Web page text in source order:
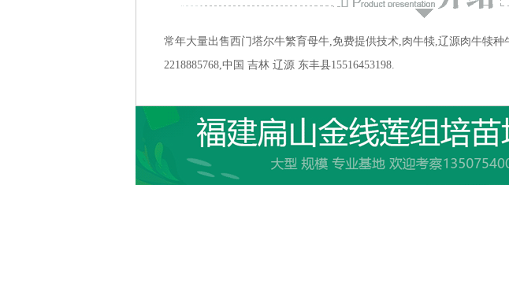
常年大量出售西门塔尔牛繁育母牛,免费提供技术,肉牛犊,辽源肉牛犊
2218885768,中国 吉林 辽源 东丰县15516453198.